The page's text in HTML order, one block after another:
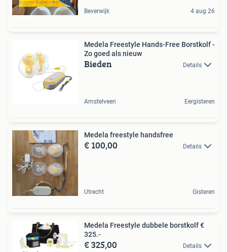
Beverwijk 4 aug 26
Medela Freestyle Hands-Free Borstkolf -
Zo goed als nieuw
Bieden Details
Amstelveen Eergisteren
Medela freestyle handsfree
€ 100,00 Details
Utrecht Gisteren
Medela Freestyle dubbele borstkolf €
325.-
€ 325,00 Details